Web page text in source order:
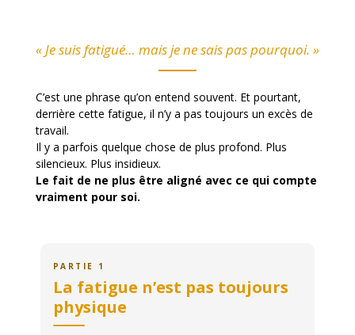
« Je suis fatigué… mais je ne sais pas pourquoi. »
C’est une phrase qu’on entend souvent. Et pourtant,
derrière cette fatigue, il n’y a pas toujours un excès de
travail.
Il y a parfois quelque chose de plus profond. Plus
silencieux. Plus insidieux.
Le fait de ne plus être aligné avec ce qui compte
vraiment pour soi.
PARTIE 1
La fatigue n’est pas toujours
physique